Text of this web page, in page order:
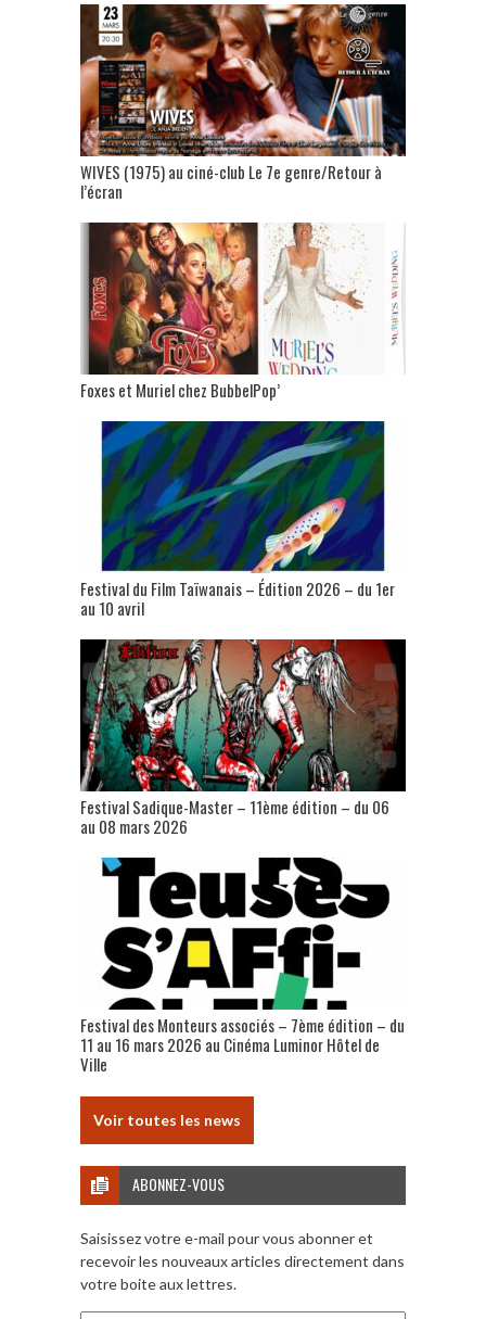
WIVES (1975) au ciné-club Le 7e genre/Retour à
l’écran
Foxes et Muriel chez BubbelPop’
Festival du Film Taïwanais – Édition 2026 – du 1er
au 10 avril
Festival Sadique-Master – 11ème édition – du 06
au 08 mars 2026
Festival des Monteurs associés – 7ème édition – du
11 au 16 mars 2026 au Cinéma Luminor Hôtel de
Ville
Voir toutes les news
ABONNEZ-VOUS
Saisissez votre e-mail pour vous abonner et
recevoir les nouveaux articles directement dans
votre boite aux lettres.